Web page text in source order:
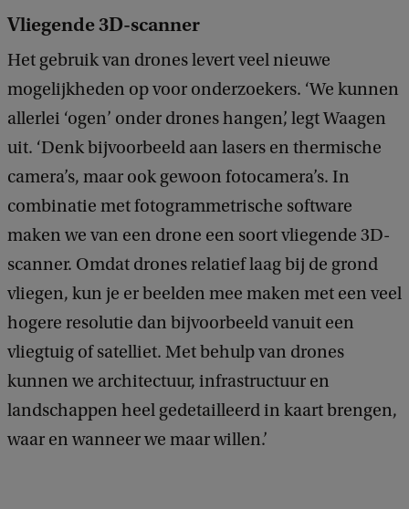
Vliegende 3D-scanner
Het gebruik van drones levert veel nieuwe
mogelijkheden op voor onderzoekers. ‘We kunnen
allerlei ‘ogen’ onder drones hangen’, legt Waagen
uit. ‘Denk bijvoorbeeld aan lasers en thermische
camera’s, maar ook gewoon fotocamera’s. In
combinatie met fotogrammetrische software
maken we van een drone een soort vliegende 3D-
scanner. Omdat drones relatief laag bij de grond
vliegen, kun je er beelden mee maken met een veel
hogere resolutie dan bijvoorbeeld vanuit een
vliegtuig of satelliet. Met behulp van drones
kunnen we architectuur, infrastructuur en
landschappen heel gedetailleerd in kaart brengen,
waar en wanneer we maar willen.’